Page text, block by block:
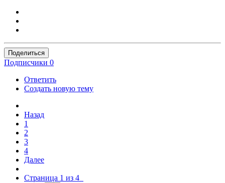
Поделиться
Подписчики 0
Ответить
Создать новую тему
Назад
1
2
3
4
Далее
Страница 1 из 4